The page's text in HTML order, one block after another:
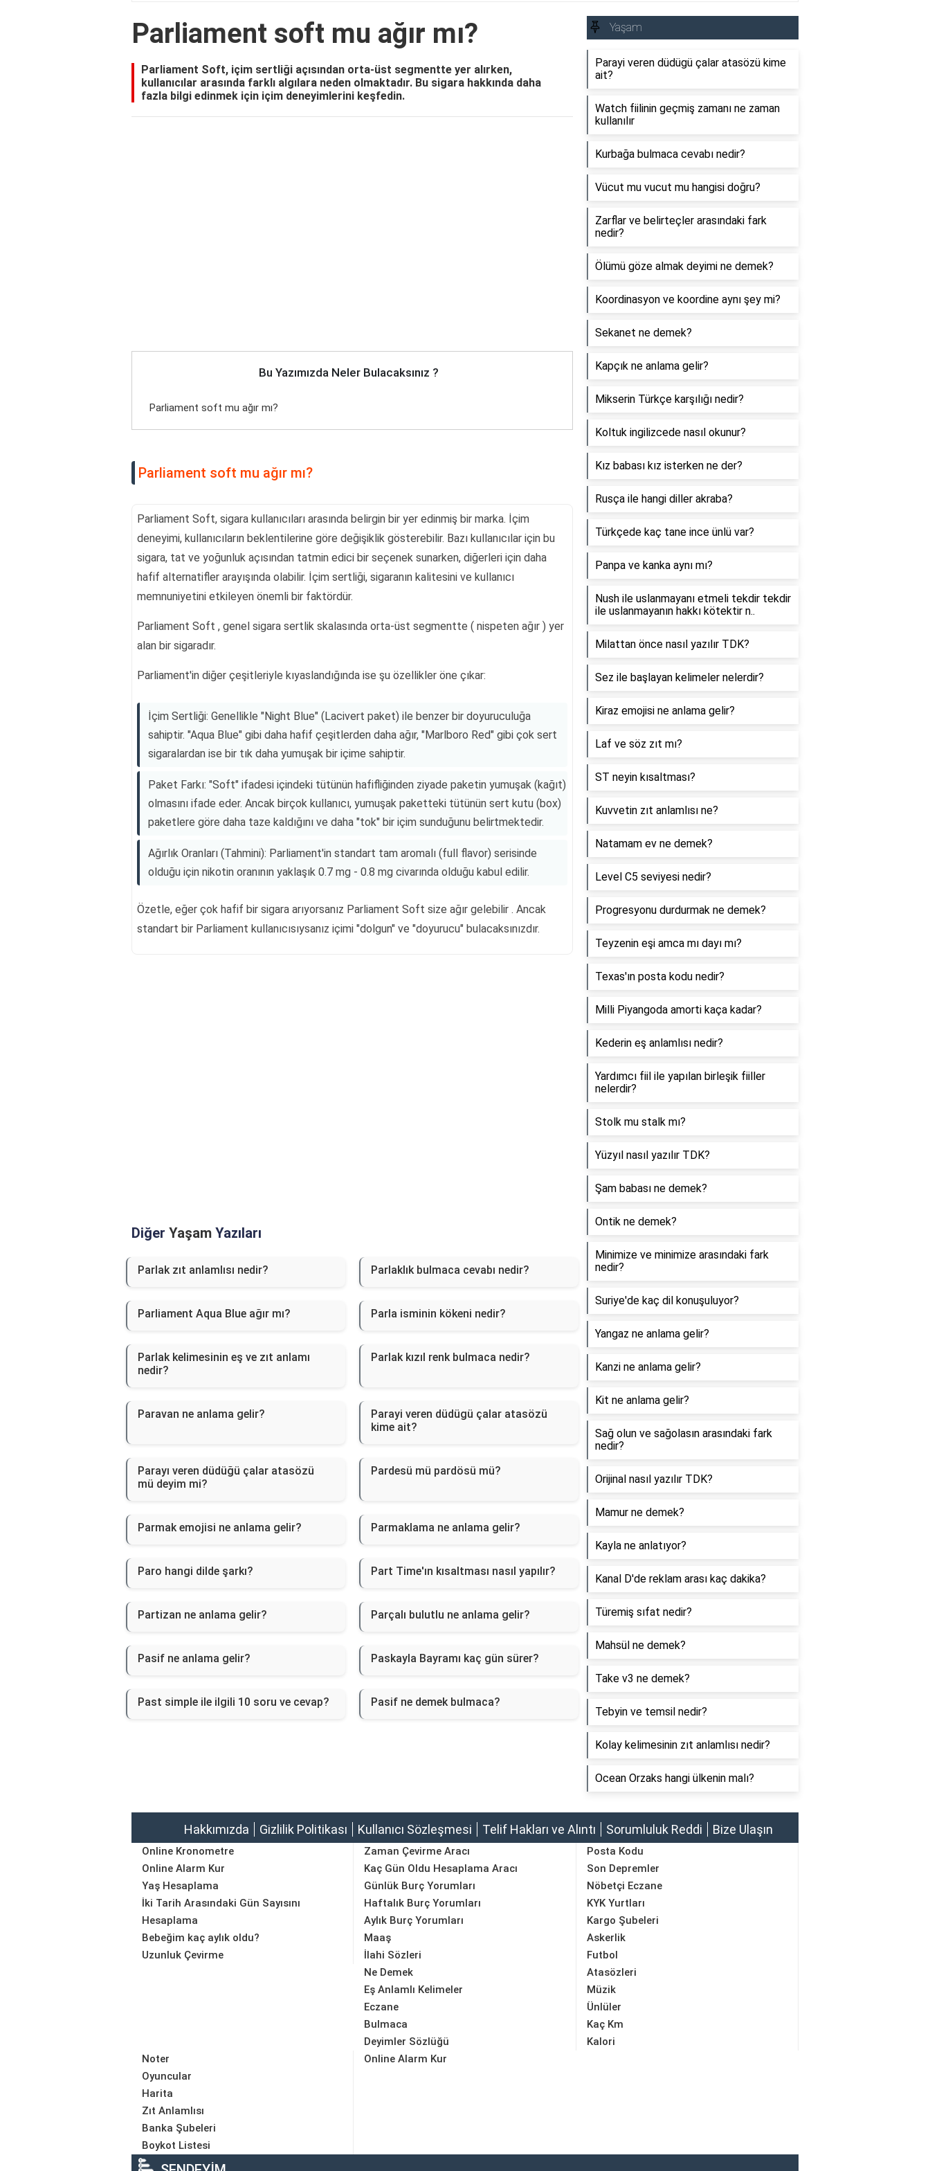
Parliament soft mu ağır mı?
Parliament Soft, içim sertliği açısından orta-üst segmentte yer alırken,
kullanıcılar arasında farklı algılara neden olmaktadır. Bu sigara hakkında daha
fazla bilgi edinmek için içim deneyimlerini keşfedin.
Bu Yazımızda Neler Bulacaksınız ?
Parliament soft mu ağır mı?
Parliament soft mu ağır mı?
Parliament Soft, sigara kullanıcıları arasında belirgin bir yer edinmiş bir marka. İçim
deneyimi, kullanıcıların beklentilerine göre değişiklik gösterebilir. Bazı kullanıcılar için bu
sigara, tat ve yoğunluk açısından tatmin edici bir seçenek sunarken, diğerleri için daha
hafif alternatifler arayışında olabilir. İçim sertliği, sigaranın kalitesini ve kullanıcı
memnuniyetini etkileyen önemli bir faktördür.
Parliament Soft , genel sigara sertlik skalasında orta-üst segmentte ( nispeten ağır ) yer
alan bir sigaradır.
Parliament'in diğer çeşitleriyle kıyaslandığında ise şu özellikler öne çıkar:
İçim Sertliği: Genellikle "Night Blue" (Lacivert paket) ile benzer bir doyuruculuğa
sahiptir. "Aqua Blue" gibi daha hafif çeşitlerden daha ağır, "Marlboro Red" gibi çok sert
sigaralardan ise bir tık daha yumuşak bir içime sahiptir.
Paket Farkı: "Soft" ifadesi içindeki tütünün hafifliğinden ziyade paketin yumuşak (kağıt)
olmasını ifade eder. Ancak birçok kullanıcı, yumuşak paketteki tütünün sert kutu (box)
paketlere göre daha taze kaldığını ve daha "tok" bir içim sunduğunu belirtmektedir.
Ağırlık Oranları (Tahmini): Parliament'in standart tam aromalı (full flavor) serisinde
olduğu için nikotin oranının yaklaşık 0.7 mg - 0.8 mg civarında olduğu kabul edilir.
Özetle, eğer çok hafif bir sigara arıyorsanız Parliament Soft size ağır gelebilir . Ancak
standart bir Parliament kullanıcısıysanız içimi "dolgun" ve "doyurucu" bulacaksınızdır.
Diğer Yaşam Yazıları
Parlak zıt anlamlısı nedir? Parlaklık bulmaca cevabı nedir?
Parliament Aqua Blue ağır mı? Parla isminin kökeni nedir?
Parlak kelimesinin eş ve zıt anlamı
nedir?
Parlak kızıl renk bulmaca nedir?
Paravan ne anlama gelir?
Parayi veren düdügü çalar atasözü
kime ait?
Parayı veren düdüğü çalar atasözü
mü deyim mi?
Pardesü mü pardösü mü?
Parmak emojisi ne anlama gelir? Parmaklama ne anlama gelir?
Paro hangi dilde şarkı? Part Time'ın kısaltması nasıl yapılır?
Partizan ne anlama gelir? Parçalı bulutlu ne anlama gelir?
Pasif ne anlama gelir? Paskayla Bayramı kaç gün sürer?
Past simple ile ilgili 10 soru ve cevap? Pasif ne demek bulmaca?
Yaşam
Parayi veren düdügü çalar atasözü kime
ait?
Watch fiilinin geçmiş zamanı ne zaman
kullanılır
Kurbağa bulmaca cevabı nedir?
Vücut mu vucut mu hangisi doğru?
Zarflar ve belirteçler arasındaki fark
nedir?
Ölümü göze almak deyimi ne demek?
Koordinasyon ve koordine aynı şey mi?
Sekanet ne demek?
Kapçık ne anlama gelir?
Mikserin Türkçe karşılığı nedir?
Koltuk ingilizcede nasıl okunur?
Kız babası kız isterken ne der?
Rusça ile hangi diller akraba?
Türkçede kaç tane ince ünlü var?
Panpa ve kanka aynı mı?
Nush ile uslanmayanı etmeli tekdir tekdir
ile uslanmayanın hakkı kötektir n..
Milattan önce nasıl yazılır TDK?
Sez ile başlayan kelimeler nelerdir?
Kiraz emojisi ne anlama gelir?
Laf ve söz zıt mı?
ST neyin kısaltması?
Kuvvetin zıt anlamlısı ne?
Natamam ev ne demek?
Level C5 seviyesi nedir?
Progresyonu durdurmak ne demek?
Teyzenin eşi amca mı dayı mı?
Texas'ın posta kodu nedir?
Milli Piyangoda amorti kaça kadar?
Kederin eş anlamlısı nedir?
Yardımcı fiil ile yapılan birleşik fiiller
nelerdir?
Stolk mu stalk mı?
Yüzyıl nasıl yazılır TDK?
Şam babası ne demek?
Ontik ne demek?
Minimize ve minimize arasındaki fark
nedir?
Suriye'de kaç dil konuşuluyor?
Yangaz ne anlama gelir?
Kanzi ne anlama gelir?
Kit ne anlama gelir?
Sağ olun ve sağolasın arasındaki fark
nedir?
Orijinal nasıl yazılır TDK?
Mamur ne demek?
Kayla ne anlatıyor?
Kanal D'de reklam arası kaç dakika?
Türemiş sıfat nedir?
Mahsül ne demek?
Take v3 ne demek?
Tebyin ve temsil nedir?
Kolay kelimesinin zıt anlamlısı nedir?
Ocean Orzaks hangi ülkenin malı?
Hakkımızda Gizlilik Politikası Kullanıcı Sözleşmesi Telif Hakları ve Alıntı Sorumluluk Reddi Bize Ulaşın
Online Kronometre
Online Alarm Kur
Yaş Hesaplama
İki Tarih Arasındaki Gün Sayısını
Hesaplama
Bebeğim kaç aylık oldu?
Uzunluk Çevirme
Zaman Çevirme Aracı
Kaç Gün Oldu Hesaplama Aracı
Günlük Burç Yorumları
Haftalık Burç Yorumları
Aylık Burç Yorumları
Maaş
Posta Kodu
Son Depremler
Nöbetçi Eczane
KYK Yurtları
Kargo Şubeleri
Askerlik
İlahi Sözleri
Ne Demek
Eş Anlamlı Kelimeler
Eczane
Bulmaca
Deyimler Sözlüğü
Futbol
Atasözleri
Müzik
Ünlüler
Kaç Km
Kalori
Noter
Oyuncular
Harita
Zıt Anlamlısı
Banka Şubeleri
Boykot Listesi
Online Alarm Kur